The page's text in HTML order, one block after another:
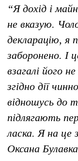
“Я дохід і
не вказую.
декларацію, я
заборонено. І
взагалі його
згідно дії
відношусь до
підлягають
ласка. Я на це
Оксана